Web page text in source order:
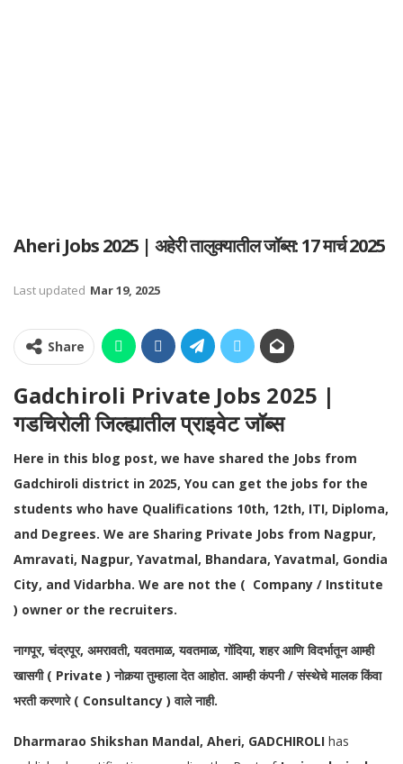
Aheri Jobs 2025 | अहेरी तालुक्यातील जॉब्स: 17 मार्च 2025
Last updated Mar 19, 2025
Share
Gadchiroli Private Jobs 2025 |
गडचिरोली जिल्ह्यातील प्राइवेट जॉब्स
Here in this blog post, we have shared the Jobs from
Gadchiroli district in 2025, You can get the jobs for the
students who have Qualifications 10th, 12th, ITI, Diploma,
and Degrees. We are Sharing Private Jobs from Nagpur,
Amravati, Nagpur, Yavatmal, Bhandara, Yavatmal, Gondia
City, and Vidarbha. We are not the ( Company / Institute
) owner or the recruiters.
नागपूर, चंद्रपूर, अमरावती, यवतमाळ, यवतमाळ, गोंदिया, शहर आणि विदर्भातून आम्ही
खासगी ( Private ) नोकर्‍या तुम्हाला देत आहोत. आम्ही कंपनी / संस्थेचे मालक किंवा
भरती करणारे ( Consultancy ) वाले नाही.
Dharmarao Shikshan Mandal, Aheri, GADCHIROLI has